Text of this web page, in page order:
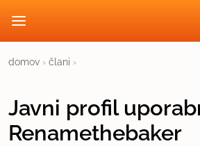
domov › člani ›
Javni profil
Renamethebaker